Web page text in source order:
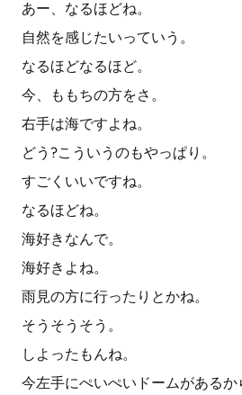
あー、なるほどね。
自然を感じたいっていう。
なるほどなるほど。
今、ももちの方をさ。
右手は海ですよね。
どう?こういうのもやっぱり。
すごくいいですね。
なるほどね。
海好きなんで。
海好きよね。
雨見の方に行ったりとかね。
そうそうそう。
しよったもんね。
今左手にぺいぺいドームがある